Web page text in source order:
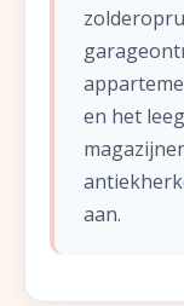
en het
aan.